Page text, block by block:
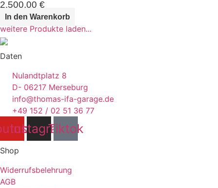
2.500,00 €
In den Warenkorb
weitere Produkte laden...
Daten
Nulandtplatz 8
D- 06217 Merseburg
info@thomas-ifa-garage.de
+49 152 / 02 51 36 77
Instagram
Tiktok
Shop
Widerrufsbelehrung
AGB